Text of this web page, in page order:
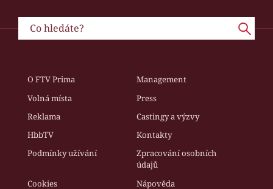
O FTV Prima
Management
Volná místa
Press
Reklama
Castingy a výzvy
HbbTV
Kontakty
Podmínky užívání
Zpracování osobních
údajů
Cookies
Nápověda